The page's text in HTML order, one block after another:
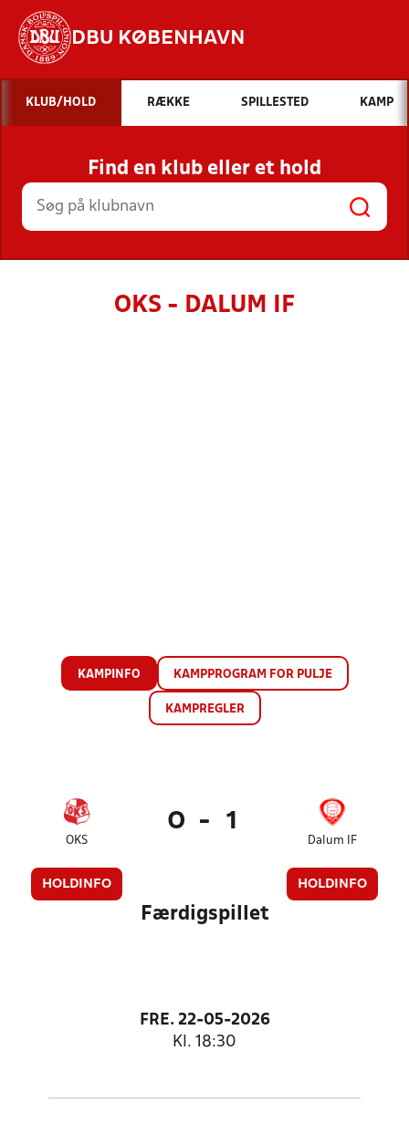
DBU KØBENHAVN
Hvad vil du søge efter?
INDHOLD OG NYHEDER
STILLINGER, RESULTATER, KLUBBER OG
HOLD
KLUB/HOLD RÆKKE SPILLESTED KAMP
Find en klub eller et hold
OKS - DALUM IF
KAMPINFO KAMPPROGRAM FOR PULJE
KAMPREGLER
OKS
HOLDINFO
0 - 1
Dalum IF
HOLDINFO
Færdigspillet
FRE. 22-05-2026
Kl. 18:30